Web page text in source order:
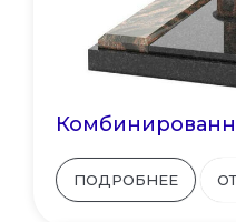
ПОДРОБНЕЕ